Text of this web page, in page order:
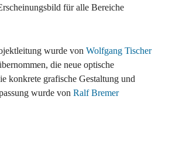
für alle Bereiche
wurde von Wolfgang Tischer
die neue optische
konkrete grafische Gestaltung und
wurde von Ralf Bremer